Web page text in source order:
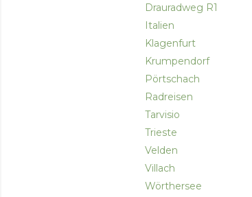
Drauradweg R1
Italien
Klagenfurt
Krumpendorf
Pörtschach
Radreisen
Tarvisio
Trieste
Velden
Villach
Wörthersee